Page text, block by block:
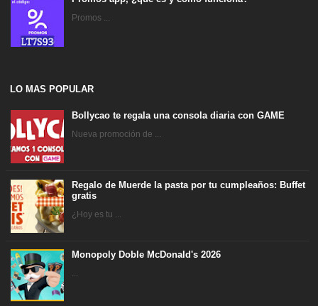
Promos ...
LO MAS POPULAR
Bollycao te regala una consola diaria con GAME
Nueva promoción de ...
Regalo de Muerde la pasta por tu cumpleaños: Buffet
gratis
¿Hoy es tu ...
Monopoly Doble McDonald's 2026